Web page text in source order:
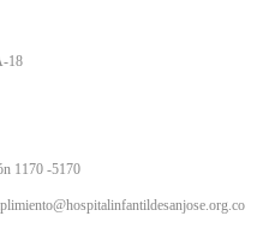
18
1170 -5170